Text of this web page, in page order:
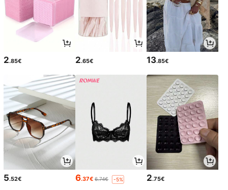
2.85€ 2.65€ 13.85€
5.52€ 6.37€ 6.74€ -5% 2.75€